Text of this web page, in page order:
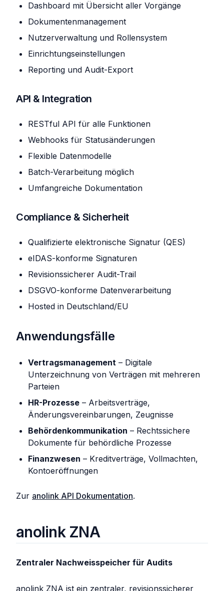
Dashboard mit Übersicht aller Vorgänge
Dokumentenmanagement
Nutzerverwaltung und Rollensystem
Einrichtungseinstellungen
Reporting und Audit-Export
API & Integration
RESTful API für alle Funktionen
Webhooks für Statusänderungen
Flexible Datenmodelle
Batch-Verarbeitung möglich
Umfangreiche Dokumentation
Compliance & Sicherheit
Qualifizierte elektronische Signatur (QES)
eIDAS-konforme Signaturen
Revisionssicherer Audit-Trail
DSGVO-konforme Datenverarbeitung
Hosted in Deutschland/EU
Anwendungsfälle
Vertragsmanagement – Digitale
Unterzeichnung von Verträgen mit mehreren
Parteien
HR-Prozesse – Arbeitsverträge,
Änderungsvereinbarungen, Zeugnisse
Behördenkommunikation – Rechtssichere
Dokumente für behördliche Prozesse
Finanzwesen – Kreditverträge, Vollmachten,
Kontoeröffnungen
Zur anolink API Dokumentation.
anolink ZNA
Zentraler Nachweisspeicher für Audits
anolink ZNA ist ein zentraler, revisionssicherer